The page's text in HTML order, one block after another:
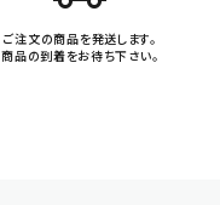
ご注文の商品を発送します。
商品の到着をお待ち下さい。